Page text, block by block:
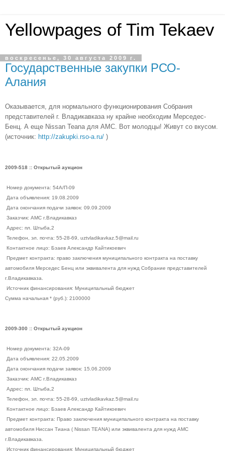
Yellowpages of Tim Tekaev
воскресенье, 30 августа 2009 г.
Государственные закупки РСО-
Алания
Оказывается, для нормального функционирования Собрания
представителей г. Владикавказа ну крайне необходим Мерседес-
Бенц. А еще Nissan Teana для АМС. Вот молодцы! Живут со вкусом.
(источник: http://zakupki.rso-a.ru/ )
2009-518 :: Открытый аукцион
Номер документа: 54А/П-09
Дата объявления: 19.08.2009
Дата окончания подачи заявок: 09.09.2009
Заказчик: АМС г.Владикавказ
Адрес: пл. Штыба,2
Телефон, эл. почта: 55-28-69, uztvladikavkaz.5@mail.ru
Контактное лицо: Бзаев Александр Кайтикоевич
Предмет контракта: право заключения муниципального контракта на поставку
автомобиля Мерседес Бенц или эквивалента для нужд Собрание представителей
г.Владикавказа.
Источник финансирования: Муниципальный бюджет
Сумма начальная * (руб.): 2100000
2009-300 :: Открытый аукцион
Номер документа: 32А-09
Дата объявления: 22.05.2009
Дата окончания подачи заявок: 15.06.2009
Заказчик: АМС г.Владикавказ
Адрес: пл. Штыба,2
Телефон, эл. почта: 55-28-69, uztvladikavkaz.5@mail.ru
Контактное лицо: Бзаев Александр Кайтикоевич
Предмет контракта: Право заключения муниципального контракта на поставку
автомобиля Ниссан Тиана ( Nissan TEANA) или эквивалента для нужд АМС
г.Владикавказа.
Источник финансирования: Муниципальный бюджет